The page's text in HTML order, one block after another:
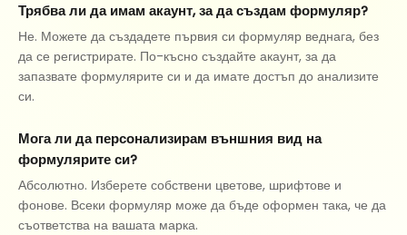
Трябва ли да имам акаунт, за да създам формуляр?
Не. Можете да създадете първия си формуляр веднага, без
да се регистрирате. По-късно създайте акаунт, за да
запазвате формулярите си и да имате достъп до анализите
си.
Мога ли да персонализирам външния вид на
формулярите си?
Абсолютно. Изберете собствени цветове, шрифтове и
фонове. Всеки формуляр може да бъде оформен така, че да
съответства на вашата марка.